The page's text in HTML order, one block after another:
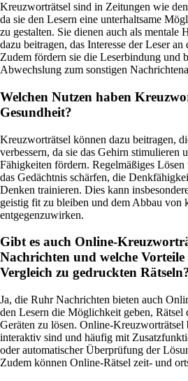
Kreuzworträtsel sind in Zeitungen wie
da sie den Lesern eine unterhaltsame
zu gestalten. Sie dienen auch als mentale
dazu beitragen, das Interesse der Leser
Zudem fördern sie die Leserbindung und
Abwechslung zum sonstigen
Welchen Nutzen haben
Gesundheit?
Kreuzworträtsel können dazu beitragen,
verbessern, da sie das Gehirn stimulieren
Fähigkeiten fördern. Regelmäßiges
das Gedächtnis schärfen, die
Denken trainieren. Dies kann
geistig fit zu bleiben und dem Abbau von
entgegenzuwirken.
Gibt es auch Online-
Nachrichten und welche Vorteile
Vergleich zu gedruckten
Ja, die Ruhr Nachrichten bieten auch
den Lesern die Möglichkeit geben,
Geräten zu lösen. Online-Kreuzworträtsel
interaktiv sind und häufig mit
oder automatischer Überprüfung der
Zudem können Online-Rätsel zeit- und